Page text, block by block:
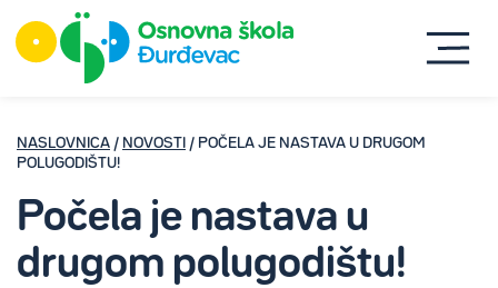
NASLOVNICA / NOVOSTI
/ POČELA JE NASTAVA U DRUGOM
POLUGODIŠTU!
Počela je nastava u
drugom polugodištu!